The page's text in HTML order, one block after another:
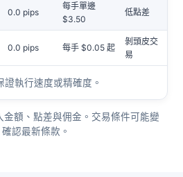
0.0 pips
每手單邊
$3.50
低點差
0.0 pips 每手 $0.05 起
剝頭皮交
易
執行速度或精確度。
額、點差與佣金。交易條件可能變
認最新條款。